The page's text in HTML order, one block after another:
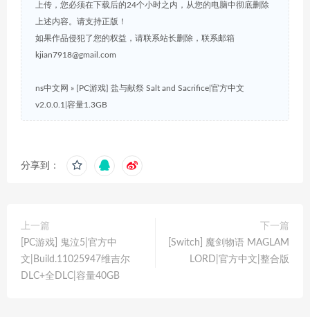
上传，您必须在下载后的24个小时之内，从您的电脑中彻底删除
上述内容。请支持正版！
如果作品侵犯了您的权益，请联系站长删除，联系邮箱
kjian7918@gmail.com
ns中文网 » [PC游戏] 盐与献祭 Salt and Sacrifice|官方中文
v2.0.0.1|容量1.3GB
分享到：
上一篇
[PC游戏] 鬼泣5|官方中
文|Build.11025947维吉尔
DLC+全DLC|容量40GB
下一篇
[Switch] 魔剑物语 MAGLAM
LORD|官方中文|整合版